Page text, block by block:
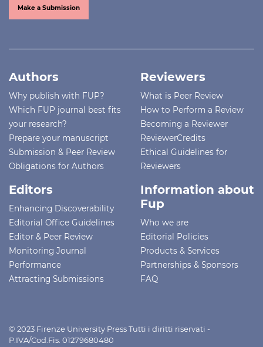
Make a Submission
Authors
Why publish with FUP?
Which FUP journal best fits
your research?
Prepare your manuscript
Submission & Peer Review
Obligations for Authors
Reviewers
What is Peer Review
How to Perform a Review
Becoming a Reviewer
ReviewerCredits
Ethical Guidelines for
Reviewers
Editors
Enhancing Discoverability
Editorial Office Guidelines
Editor & Peer Review
Monitoring Journal
Performance
Attracting Submissions
Information about
Fup
Who we are
Editorial Policies
Products & Services
Partnerships & Sponsors
FAQ
© 2023 Firenze University Press Tutti i diritti riservati -
P.IVA/Cod.Fis. 01279680480